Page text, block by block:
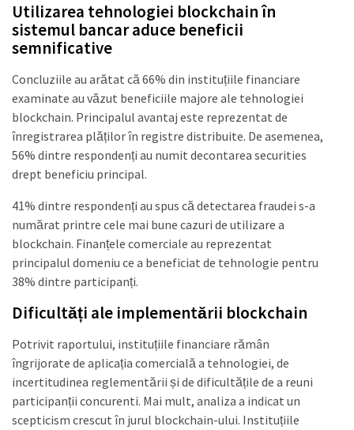
Utilizarea tehnologiei blockchain în
sistemul bancar aduce beneficii
semnificative
Concluziile au arătat că 66% din instituțiile financiare
examinate au văzut beneficiile majore ale tehnologiei
blockchain. Principalul avantaj este reprezentat de
înregistrarea plăților în registre distribuite. De asemenea,
56% dintre respondenți au numit decontarea securities
drept beneficiu principal.
41% dintre respondenți au spus că detectarea fraudei s-a
numărat printre cele mai bune cazuri de utilizare a
blockchain. Finanțele comerciale au reprezentat
principalul domeniu ce a beneficiat de tehnologie pentru
38% dintre participanți.
Dificultăți ale implementării blockchain
Potrivit raportului, instituțiile financiare rămân
îngrijorate de aplicația comercială a tehnologiei, de
incertitudinea reglementării și de dificultățile de a reuni
participanții concurenti. Mai mult, analiza a indicat un
scepticism crescut în jurul blockchain-ului. Instituțiile